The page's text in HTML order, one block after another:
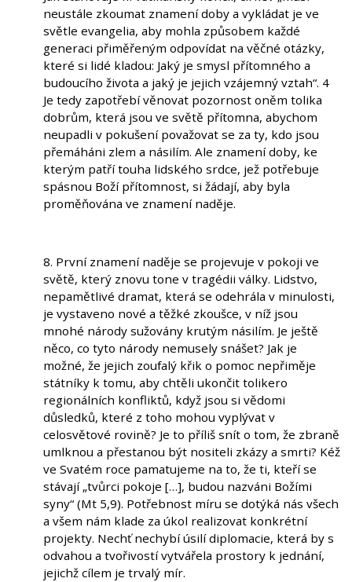
neustále zkoumat znamení doby a vykládat je ve
světle evangelia, aby mohla způsobem každé
generaci přiměřeným odpovídat na věčné otázky,
které si lidé kladou: Jaký je smysl přítomného a
budoucího života a jaký je jejich vzájemný vztah“. 4
Je tedy zapotřebí věnovat pozornost oněm tolika
dobrům, která jsou ve světě přítomna, abychom
neupadli v pokušení považovat se za ty, kdo jsou
přemáháni zlem a násilím. Ale znamení doby, ke
kterým patří touha lidského srdce, jež potřebuje
spásnou Boží přítomnost, si žádají, aby byla
proměňována ve znamení naděje.
8. První znamení naděje se projevuje v pokoji ve
světě, který znovu tone v tragédii války. Lidstvo,
nepamětlivé dramat, která se odehrála v minulosti,
je vystaveno nové a těžké zkoušce, v níž jsou
mnohé národy sužovány krutým násilím. Je ještě
něco, co tyto národy nemusely snášet? Jak je
možné, že jejich zoufalý křik o pomoc nepřiměje
státníky k tomu, aby chtěli ukončit tolikero
regionálních konfliktů, když jsou si vědomi
důsledků, které z toho mohou vyplývat v
celosvětové rovině? Je to příliš snít o tom, že zbraně
umlknou a přestanou být nositeli zkázy a smrti? Kéž
ve Svatém roce pamatujeme na to, že ti, kteří se
stávají „tvůrci pokoje […], budou nazváni Božími
syny“ (Mt 5,9). Potřebnost míru se dotýká nás všech
a všem nám klade za úkol realizovat konkrétní
projekty. Nechť nechybí úsilí diplomacie, která by s
odvahou a tvořivostí vytvářela prostory k jednání,
jejichž cílem je trvalý mír.